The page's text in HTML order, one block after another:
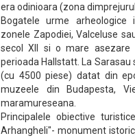
era odinioara (zona
Bogatele urme
zonele Zapodiei, Valceluse
secol XII si o mare asezare
perioada Hallstatt. La
(cu 4500 piese) datat din
muzeele din Budapesta,
maramureseana.
Principalele obiective
Arhangheli"- monument